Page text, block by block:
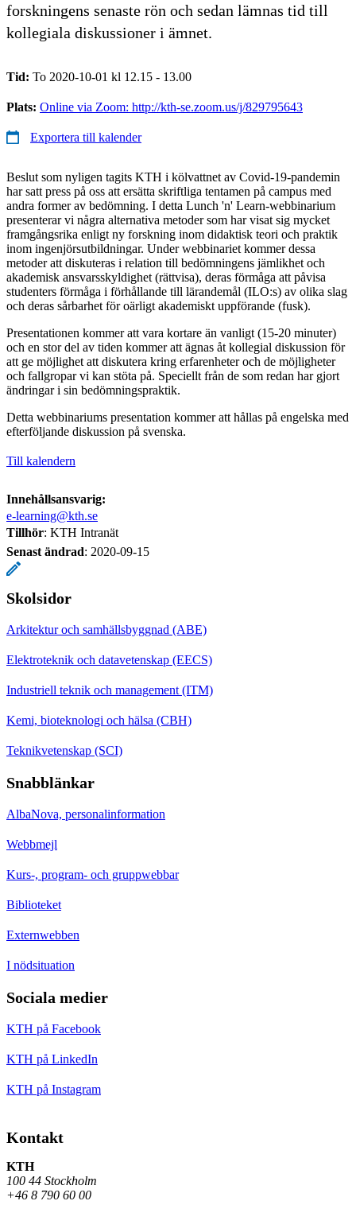
forskningens senaste rön och sedan lämnas tid till
kollegiala diskussioner i ämnet.
Tid: To 2020-10-01 kl 12.15 - 13.00
Plats: Online via Zoom: http://kth-se.zoom.us/j/829795643
Exportera till kalender
Beslut som nyligen tagits KTH i kölvattnet av Covid-19-pandemin
har satt press på oss att ersätta skriftliga tentamen på campus med
andra former av bedömning. I detta Lunch 'n' Learn-webbinarium
presenterar vi några alternativa metoder som har visat sig mycket
framgångsrika enligt ny forskning inom didaktisk teori och praktik
inom ingenjörsutbildningar. Under webbinariet kommer dessa
metoder att diskuteras i relation till bedömningens jämlikhet och
akademisk ansvarsskyldighet (rättvisa), deras förmåga att påvisa
studenters förmåga i förhållande till lärandemål (ILO:s) av olika slag
och deras sårbarhet för oärligt akademiskt uppförande (fusk).
Presentationen kommer att vara kortare än vanligt (15-20 minuter)
och en stor del av tiden kommer att ägnas åt kollegial diskussion för
att ge möjlighet att diskutera kring erfarenheter och de möjligheter
och fallgropar vi kan stöta på. Speciellt från de som redan har gjort
ändringar i sin bedömningspraktik.
Detta webbinariums presentation kommer att hållas på engelska med
efterföljande diskussion på svenska.
Till kalendern
Innehållsansvarig:
e-learning@kth.se
Tillhör: KTH Intranät
Senast ändrad: 2020-09-15
Skolsidor
Arkitektur och samhällsbyggnad (ABE)
Elektroteknik och datavetenskap (EECS)
Industriell teknik och management (ITM)
Kemi, bioteknologi och hälsa (CBH)
Teknikvetenskap (SCI)
Snabblänkar
AlbaNova, personalinformation
Webbmejl
Kurs-, program- och gruppwebbar
Biblioteket
Externwebben
I nödsituation
Sociala medier
KTH på Facebook
KTH på LinkedIn
KTH på Instagram
Kontakt
KTH
100 44 Stockholm
+46 8 790 60 00